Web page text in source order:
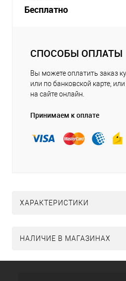
Бесплатно
СПОСОБЫ ОПЛАТЫ
Вы можете оплатить заказ
или по банковской карте,
на сайте онлайн.
Принимаем к оплате
ХАРАКТЕРИСТИКИ
НАЛИЧИЕ В МАГАЗИНАХ